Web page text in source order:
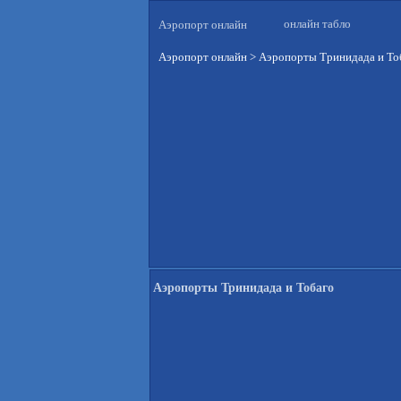
Аэропорт онлайн онлайн табло
Аэропорт онлайн > Аэропорты Тринидада и
Аэропорты Тринидада и Тобаго